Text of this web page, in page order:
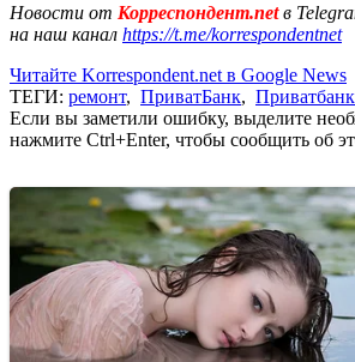
Новости от Корреспондент.netв
на наш канал https://t.me/korrespondentnet
Читайте Korrespondent.net в Google News
ТЕГИ: ремонт, ПриватБанк,
Если вы заметили ошибку, выделите
нажмите Ctrl+Enter, чтобы сообщить об